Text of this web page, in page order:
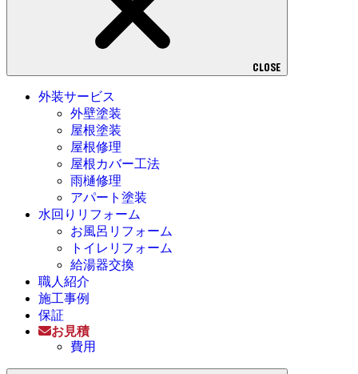
CLOSE
外装サービス
外壁塗装
屋根塗装
屋根修理
屋根カバー工法
雨樋修理
アパート塗装
水回りリフォーム
お風呂リフォーム
トイレリフォーム
給湯器交換
職人紹介
施工事例
保証
お見積
費用